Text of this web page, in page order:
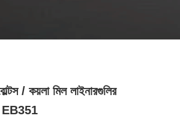
/ কয়লা মিল লাইনারগুলির
EB351